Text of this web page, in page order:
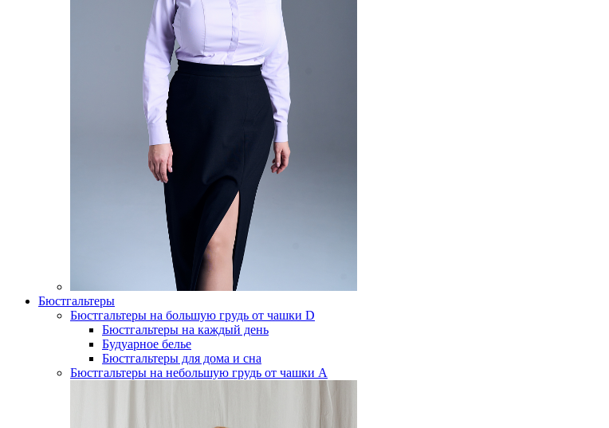
Бюстгальтеры
Бюстгальтеры на большую грудь от чашки D
Бюстгальтеры на каждый день
Будуарное белье
Бюстгальтеры для дома и сна
Бюстгальтеры на небольшую грудь от чашки А